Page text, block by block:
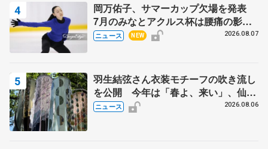
岡万佑子、サマーカップ欠場を発表
7月のみなとアクルス杯は腰痛の影響
で
ニュース NEW 2026.08.07
羽生結弦さん衣装モチーフの吹き流し
を公開 今年は「春よ、来い」、仙台
の瑞鳳殿
ニュース 2026.08.06